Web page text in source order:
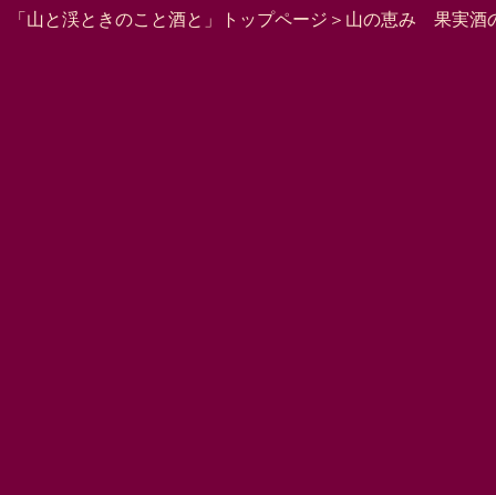
「山と渓ときのこと酒と」トップページ ＞ 山の恵み 果実酒